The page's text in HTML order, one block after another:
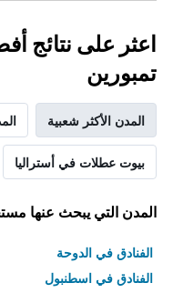
اعثر على نتائج
تمبورين
المدن الأكثر شعبية
بيوت عطلات في أستراليا
المدن التي يبحث عنها
الفنادق في الدوحة
الفنادق في اسطنبول